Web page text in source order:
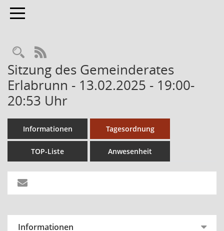
Toggle navigation
RSS-Feed
Sitzung des Gemeinderates
Erlabrunn - 13.02.2025 - 19:00-
20:53 Uhr
Informationen Tagesordnung
TOP-Liste Anwesenheit
Informationen